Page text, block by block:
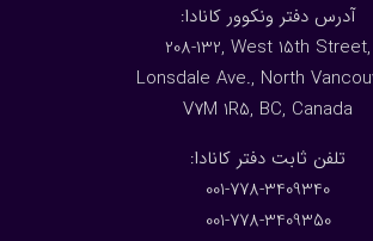
:آدرس دفتر ونکوور کانادا
208-132, West 15th Street,
Lonsdale Ave., North
V7M 1R5, BC, Canada
:تلفن ثابت دفتر کانادا
001-778-3409340
001-778-3409350